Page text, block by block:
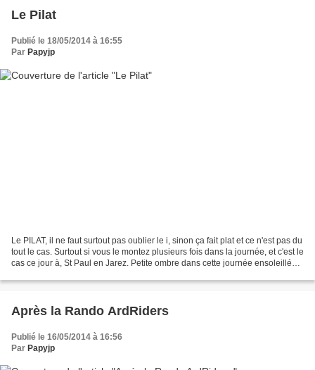
Le Pilat
Publié le 18/05/2014 à 16:55
Par Papyjp
Le PILAT, il ne faut surtout pas oublier le i, sinon ça fait plat et ce n'est pas du
tout le cas. Surtout si vous le montez plusieurs fois dans la journée, et c'est le
cas ce jour à, St Paul en Jarez. Petite ombre dans cette journée ensoleillée,
Après la Rando ArdRiders
Publié le 16/05/2014 à 16:56
Par Papyjp